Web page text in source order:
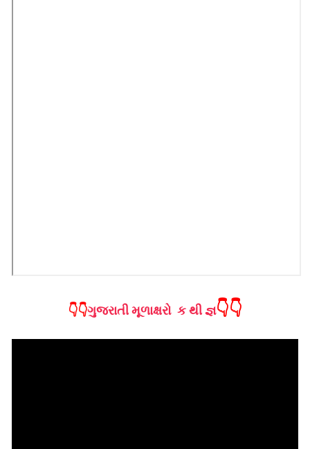
👇👇ગુજરાતી મૂળાક્ષરો ક થી જ્ઞ👇👇